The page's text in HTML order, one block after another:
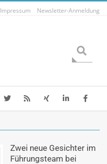
Impressum Newsletter-Anmeldung
Zwei neue Gesichter im
Führungsteam bei